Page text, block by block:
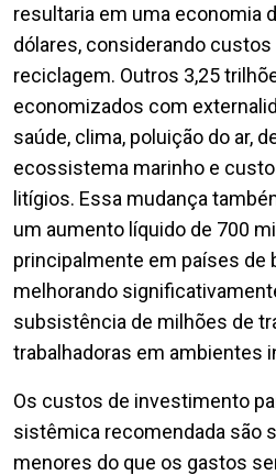
resultaria em uma economia
dólares, considerando
reciclagem. Outros 3,25
economizados com
saúde, clima, poluição do ar,
ecossistema marinho e
litígios. Essa mudança
um aumento líquido de 700
principalmente em países de
melhorando
subsistência de milhões de
trabalhadoras em ambientes
Os custos de investimento
sistêmica recomendada são
menores do que os gastos